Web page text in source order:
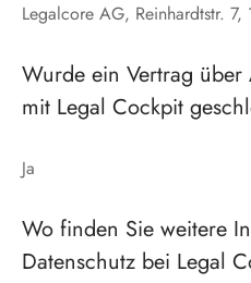
Legalcore AG, Reinhardtstr. 7,
Wurde ein Vertrag über
mit Legal Cockpit
Ja
Wo finden Sie weitere
Datenschutz bei Legal